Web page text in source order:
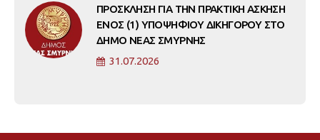
ΠΡΟΣΚΛΗΣΗ ΓΙΑ ΤΗΝ ΠΡΑΚΤΙΚΗ ΑΣΚΗΣΗ
ΕΝΟΣ (1) ΥΠΟΨΗΦΙΟΥ ΔΙΚΗΓΟΡΟΥ ΣΤΟ
ΔΗΜΟ ΝΕΑΣ ΣΜΥΡΝΗΣ
31.07.2026